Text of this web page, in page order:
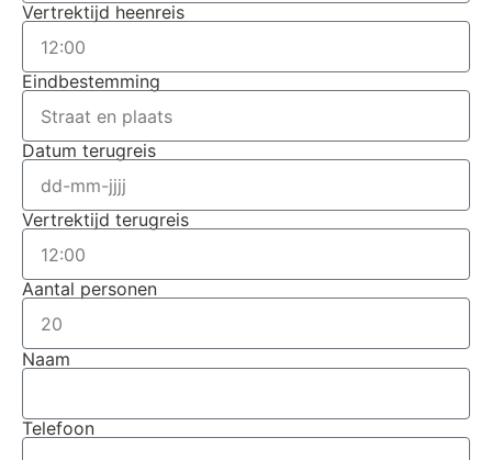
Vertrektijd heenreis
Eindbestemming
Datum terugreis
Vertrektijd terugreis
Aantal personen
Naam
Telefoon